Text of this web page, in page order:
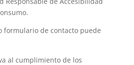
formulario de contacto puede
al cumplimiento de los